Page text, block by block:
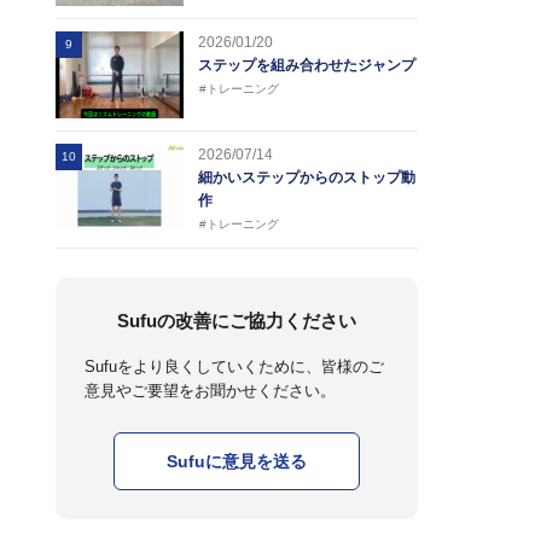
9
2026/01/20
ステップを組み合わせたジャンプ
#トレーニング
10
2026/07/14
細かいステップからのストップ動
作
#トレーニング
Sufuの改善にご協力ください
Sufuをより良くしていくために、皆様のご
意見やご要望をお聞かせください。
Sufuに意見を送る